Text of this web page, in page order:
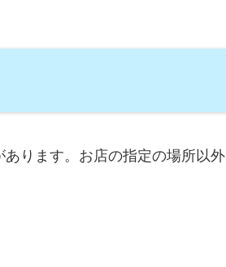
ります。お店の指定の場所以外